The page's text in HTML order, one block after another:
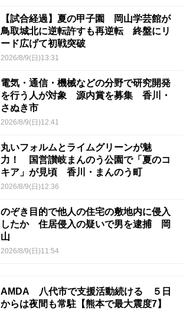
【試合経過】夏の甲子園 岡山学芸館が
鳥取城北に逆転許すも再逆転 終盤にリ
ード広げて初戦突破
2026/8/9(日)13:31
電気・通信・機械などの分野で研究開発
を行う人が対象 源内賞を募集 香川・
さぬき市
2026/8/9(日)12:41
丸いフォルムとライムグリーンが魅
力！ 国営讃岐まんのう公園で「夏のコ
キア」が見頃 香川・まんのう町
2026/8/9(日)12:36
のぞき目的で他人の住宅の敷地内に侵入
したか 住居侵入の疑いで男を逮捕 岡
山
2026/8/9(日)11:54
AMDA 八代市で支援活動続ける ５日
からは夜間も常駐【熊本で最大震度7】